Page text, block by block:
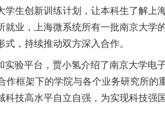
生创新训练计划，让本科生了解上
业，上海微系统所有一批南京大学
，持续推动双方深入合作。
验平台，贾小氢介绍了南京大学电
作框架下的学院与各个业务研究所的
技高水平自立自强，为实现科技强